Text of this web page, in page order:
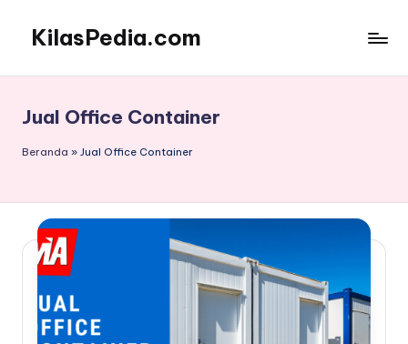
content
KilasPedia.com
Terdepan
Jual Office Container
Beranda » Jual Office Container